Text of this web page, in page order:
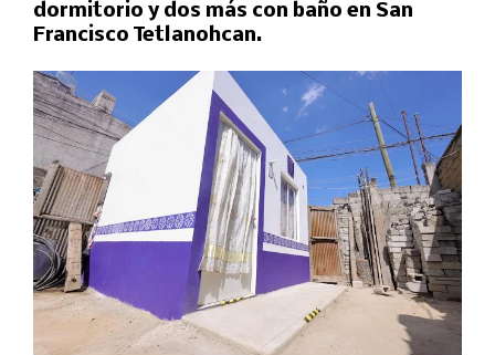
dormitorio y dos más con baño en San
Francisco Tetlanohcan.